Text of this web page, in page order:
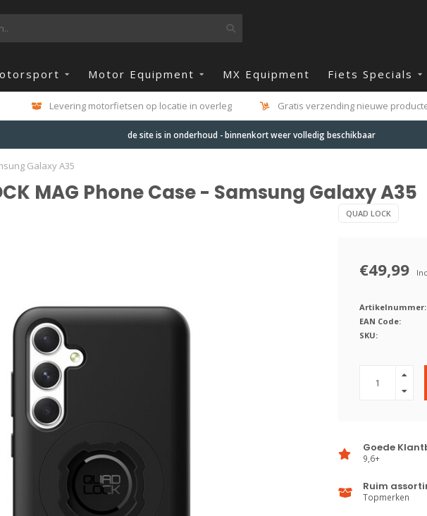
Motor Equipment MX Equipment Fiets Specials
Levering motorfietsen op locatie in overleg Gratis verzending nieuwe
de site is in onderhoud - binnenkort weer volledig beschikbaar
Galaxy A35
MAG Phone Case - Samsung Galaxy A35
QUAD LOCK
€49,99
Artikelnummer:
EAN Code:
SKU:
Goede
9,6+
Ruim
Topmerken